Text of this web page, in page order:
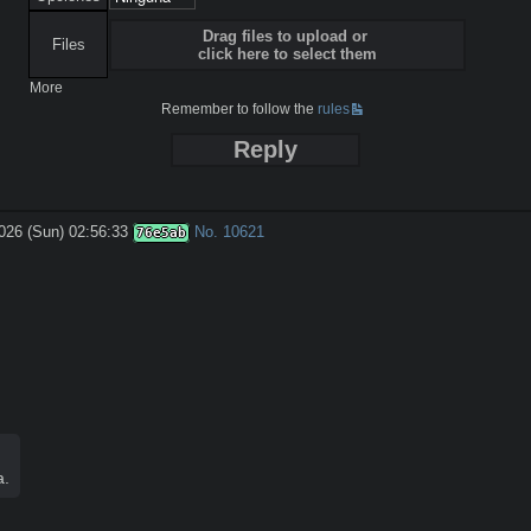
Files
Drag files to upload or
click here to select them
More
Remember to follow therules
Reply
(Sun) 02:56:33 76e5ab No. 10621